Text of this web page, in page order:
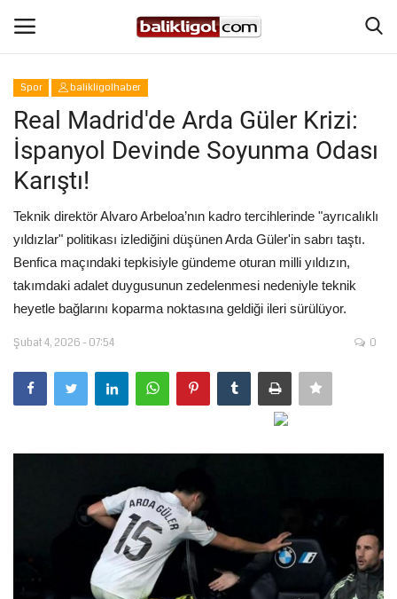
Giriş Yap
Anasayfa
Şanlıurfa
Eğitim
Magazin
Spor
Spor balikligolhaber
Real Madrid'de Arda Güler Krizi:
İspanyol Devinde Soyunma Odası
Karıştı!
Teknik direktör Alvaro Arbeloa’nın kadro tercihlerinde "ayrıcalıklı
yıldızlar" politikası izlediğini düşünen Arda Güler'in sabrı taştı.
Benfica maçındaki tepkisiyle gündeme oturan milli yıldızın,
takımdaki adalet duygusunun zedelenmesi nedeniyle teknik
heyetle bağlarını koparma noktasına geldiği ileri sürülüyor.
Şubat 4, 2026 - 07:54 0